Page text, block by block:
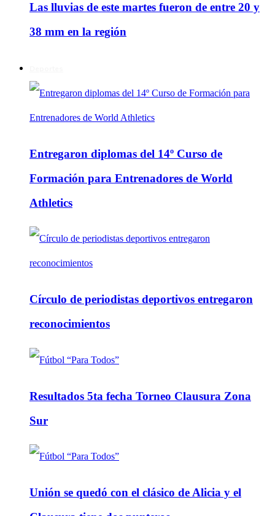
Las lluvias de este martes fueron de entre 20 y
38 mm en la región
Entregaron diplomas del 14º Curso de
Formación para Entrenadores de World
Athletics
Círculo de periodistas deportivos entregaron
reconocimientos
Resultados 5ta fecha Torneo Clausura Zona
Sur
Unión se quedó con el clásico de Alicia y el